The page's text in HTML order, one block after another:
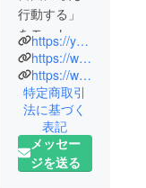
行動する」
をモットー
に自由発想
で自分の理
想とする社
会を実現す
るために社
会活動を
行っていま
https://yugijin-kanako.com/
https://www.facebook.com/profile.php?id=100091843881552
https://www.instagram.com/terakoya.jaasa/?hl=ja
特定商取引
法に基づく
表記
メッセー
ジを送る